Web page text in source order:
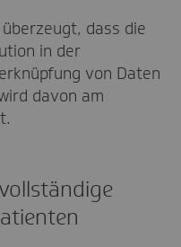
dass die
in der
von Daten
davon am